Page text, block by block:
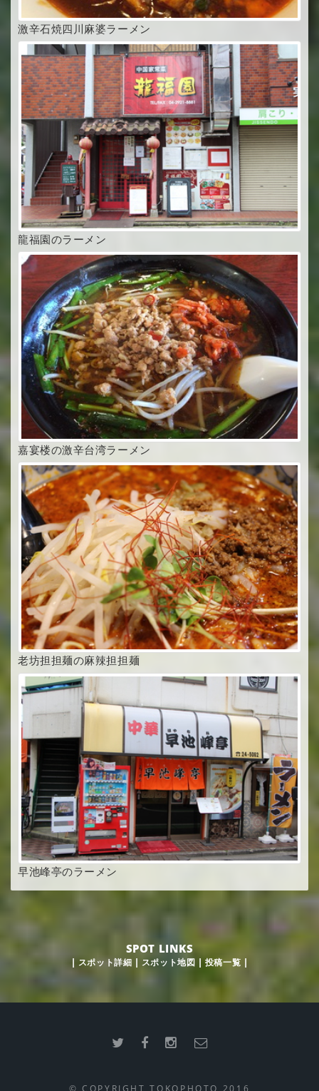
激辛石焼四川麻婆ラーメン
龍福園のラーメン
嘉宴楼の激辛台湾ラーメン
老坊担担麺の麻辣担担麺
早池峰亭のラーメン
SPOT LINKS
| スポット詳細 | スポット地図 | 投稿一覧 |
© COPYRIGHT TOKOPHOTO 2016